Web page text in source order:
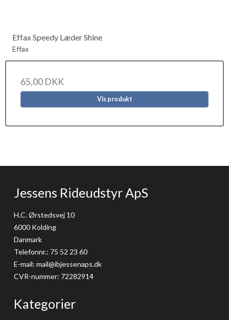
Effax Speedy Læder Shine
Effax
65,00 DKK
Vis produkt
Jessens Rideudstyr ApS
H.C. Ørstedsvej 10
6000 Kolding
Danmark
Telefonnr.: 75 52 23 60
E-mail: mail@ibjessenaps.dk
CVR-nummer: 72282914
Kategorier